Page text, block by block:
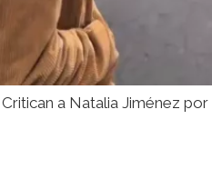
Critican a Natalia Jiménez